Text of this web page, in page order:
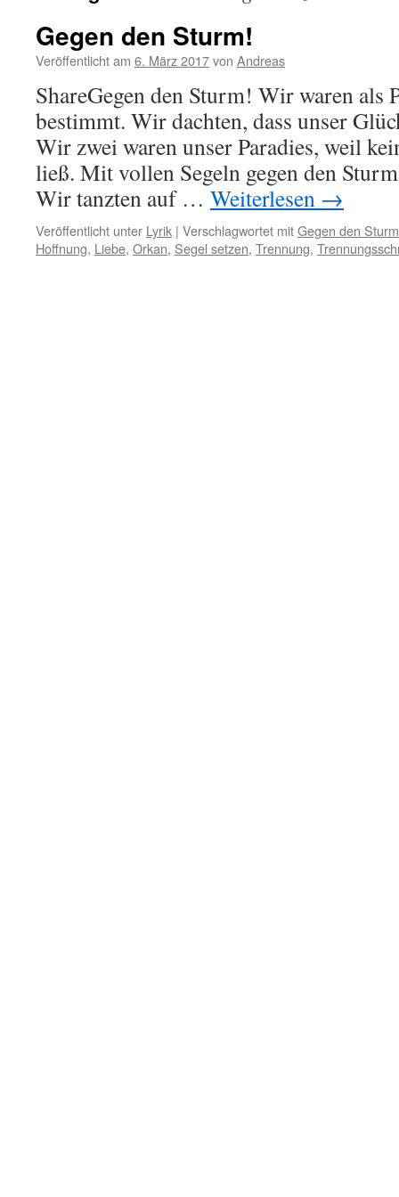
Gegen den Sturm!
Veröffentlicht am 6. März 2017von Andreas
ShareGegen den Sturm! Wir waren als
bestimmt. Wir dachten, dass unser
Wir zwei waren unser Paradies, weil
ließ. Mit vollen Segeln gegen den
Wir tanzten auf … Weiterlesen →
Veröffentlicht unter Lyrik | Verschlagwortet mitGegen den Sturm
Hoffnung, Liebe, Orkan, Segel setzen, Trennung,